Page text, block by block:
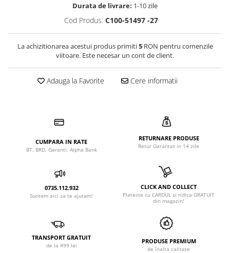
Durata de livrare: 1-10 zile
Cod Produs: C100-51497 -27
La achizitionarea acestui produs primiti5RON pentru comenzile
viitoare. Este necesar un cont de client.
Adauga la Favorite Cere informatii
CUMPARA IN RATE
BT, BRD, Garanti, Alpha Bank
RETURNARE PRODUSE
Retur Garantat in 14 zile
0735.112.932
Suntem aici sa te ajutam!
CLICK AND COLLECT
Plateste cu CARDUL si ridica GRATUIT
din magazin!
TRANSPORT GRATUIT
de la 499 lei
PRODUSE PREMIUM
de înalta calitate